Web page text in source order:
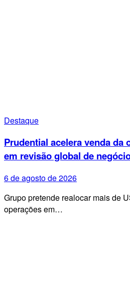
Destaque
Prudential acelera venda da
em revisão global de
6 de agosto de 2026
Grupo pretende realocar mais de
operações em…